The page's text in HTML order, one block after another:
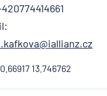
13.746762